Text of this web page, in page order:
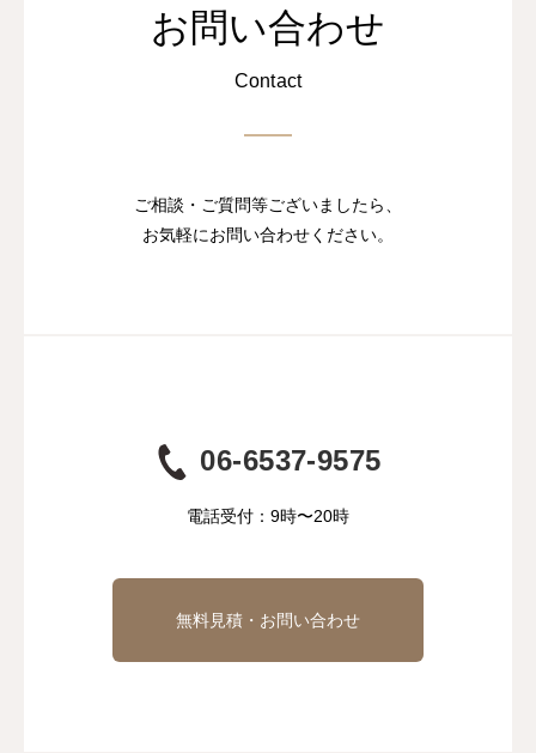
お問い合わせ
Contact
ご相談・ご質問等ございましたら、
お気軽にお問い合わせください。
06-6537-9575
電話受付：9時〜20時
無料見積・お問い合わせ